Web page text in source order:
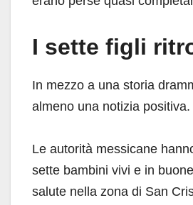
I sette figli
In mezzo a una storia
almeno una notizia positiva.
Le autorità messicane
sette bambini vivi e in
salute nella zona di San